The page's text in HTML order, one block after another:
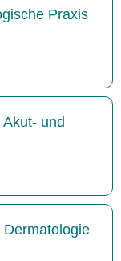
Praxis
und